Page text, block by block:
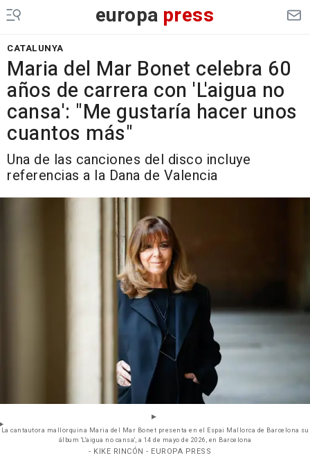
europa press
CATALUNYA
Maria del Mar Bonet celebra 60
años de carrera con 'L'aigua no
cansa': "Me gustaría hacer unos
cuantos más"
Una de las canciones del disco incluye
referencias a la Dana de Valencia
La cantautora mallorquina Maria del Mar Bonet presenta en el Espai Mallorca de Barcelona su
álbum 'L'aigua no cansa', a 14 de mayo de 2026, en Barcelona
- KIKE RINCÓN - EUROPA PRESS